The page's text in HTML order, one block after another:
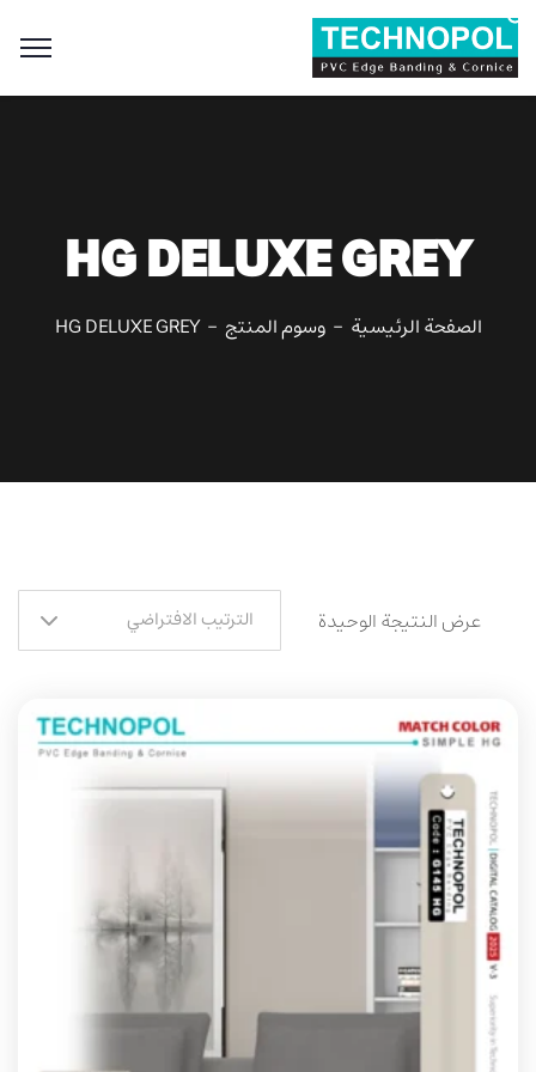
Search
for:
Search Button
HG DELUXE GREY
الصفحة الرئيسية وسوم المنتج HG DELUXE GREY
عرض النتيجة الوحيدة الترتيب الافتراضي